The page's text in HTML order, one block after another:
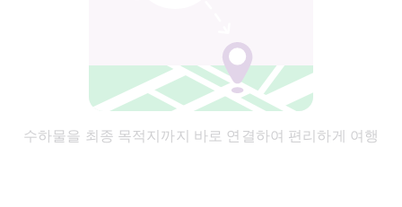
수하물을 최종 목적지까지 바로 연결하여 편리하게 여행